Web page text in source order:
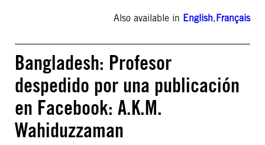
Also available in English,Français
Bangladesh: Profesor
despedido por una publicación
en Facebook: A.K.M.
Wahiduzzaman